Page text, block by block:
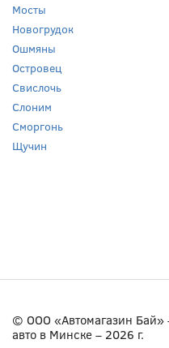
Мосты
Новогрудок
Ошмяны
Островец
Свислочь
Слоним
Сморгонь
Щучин
© ООО «Автомагазин Бай»
авто в Минске – 2026 г.